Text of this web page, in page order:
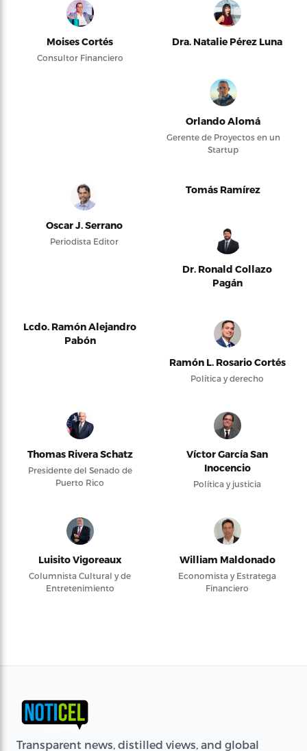
Moises Cortés
Consultor Financiero
Dra. Natalie Pérez Luna
Orlando Alomá
Gerente de Proyectos en un
Startup
Oscar J. Serrano
Periodista Editor
Tomás Ramírez
Dr. Ronald Collazo
Pagán
Lcdo. Ramón Alejandro
Pabón
Ramón L. Rosario Cortés
Política y derecho
Thomas Rivera Schatz
Presidente del Senado de
Puerto Rico
Víctor García San
Inocencio
Política y justicia
Luisito Vigoreaux
Columnista Cultural y de
Entretenimiento
William Maldonado
Economista y Estratega
Financiero
Transparent news, distilled views, and global